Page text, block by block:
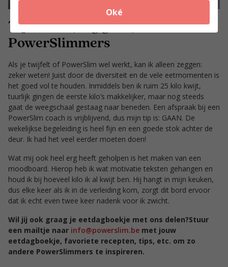
Oké
Tips voor (nog geen)
PowerSlimmers
Als je twijfelt of PowerSlim wel werkt, kan ik alleen zeggen:
zeker weten! Juist door de diversiteit en de vele eetmomenten is
het goed vol te houden. Inmiddels ben ik ruim 25 kilo kwijt,
tuurlijk gingen de eerste kilo’s makkelijker, maar nog steeds
gaat de weegschaal gestaag naar beneden. Een afspraak bij een
PowerSlim coach is vrijblijvend, dus mijn tip is: GAAN. De
wekelijkse begeleiding is heel fijn en een goede stok achter de
deur. Ik had het veel eerder moeten doen!
Wat mij ook heel erg heeft geholpen is het maken van een
moodboard. Hierop heb ik wat motivatie teksten gehangen en
houd ik bij hoeveel kilo ik al kwijt ben. Hij hangt in mijn keuken,
dus elke keer als ik in de verleiding kom, zorgt dit bord ervoor
dat ik echt even twee keer nadenk voor ik zwicht.
Wil jij ook graag je eetdagboekje met ons delen?Stuur
een mailtje naar info@powerslim.be met jouw
eetdagboekje, favoriete recepten, tips, etc. om zo
andere PowerSlimmers te inspireren.